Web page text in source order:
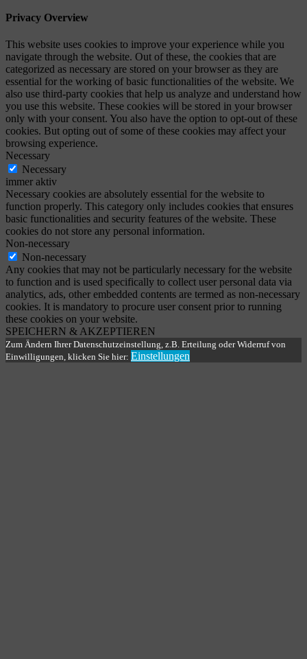
Privacy Overview
This website uses cookies to improve your experience while you
navigate through the website. Out of these, the cookies that are
categorized as necessary are stored on your browser as they are
essential for the working of basic functionalities of the website. We
also use third-party cookies that help us analyze and understand how
you use this website. These cookies will be stored in your browser
only with your consent. You also have the option to opt-out of these
cookies. But opting out of some of these cookies may affect your
browsing experience.
Necessary
Necessary
immer aktiv
Necessary cookies are absolutely essential for the website to
function properly. This category only includes cookies that ensures
basic functionalities and security features of the website. These
cookies do not store any personal information.
Non-necessary
Non-necessary
Any cookies that may not be particularly necessary for the website
to function and is used specifically to collect user personal data via
analytics, ads, other embedded contents are termed as non-necessary
cookies. It is mandatory to procure user consent prior to running
these cookies on your website.
SPEICHERN & AKZEPTIEREN
Zum Ändern Ihrer Datenschutzeinstellung, z.B. Erteilung oder Widerruf von
Einwilligungen, klicken Sie hier: Einstellungen